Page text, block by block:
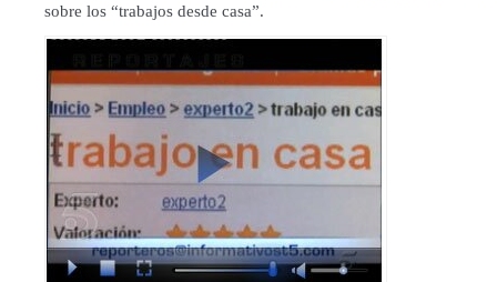
sobre los “trabajos desde casa”.